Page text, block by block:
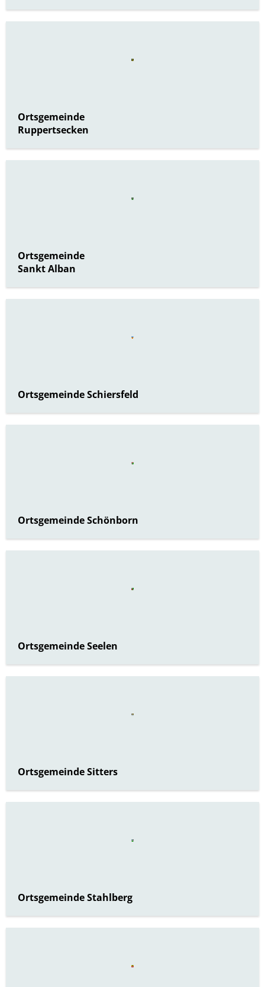
Ortsgemeinde
Ruppertsecken
Ortsgemeinde
Sankt Alban
Ortsgemeinde Schiersfeld
Ortsgemeinde Schönborn
Ortsgemeinde Seelen
Ortsgemeinde Sitters
Ortsgemeinde Stahlberg